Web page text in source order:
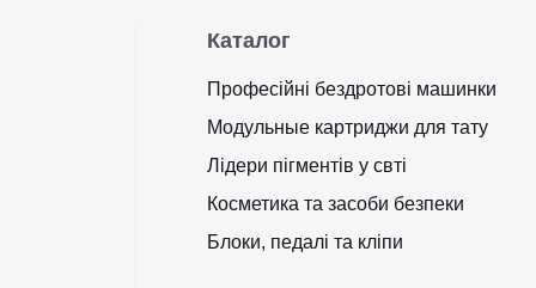
Каталог
Професійні бездротові машинки
Модульные картриджи для тату
Лідери пігментів у свті
Косметика та засоби безпеки
Блоки, педалі та кліпи